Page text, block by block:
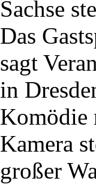
Sachse
Das
sagt
in
Komödie
Kamera
großer